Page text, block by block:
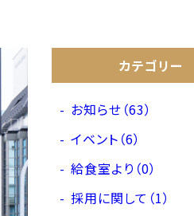
カテゴリー
お知らせ（63）
イベント（6）
給食室より（0）
採用に関して（1）